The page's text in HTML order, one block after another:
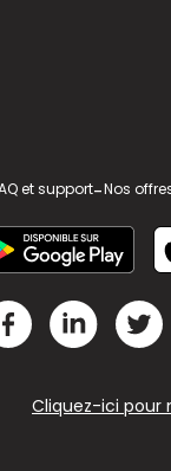
et support-Nos
Cliquez-ici pour